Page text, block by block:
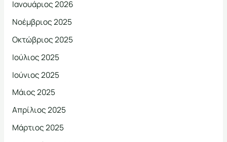
Ιανουάριος 2026
Νοέμβριος 2025
Οκτώβριος 2025
Ιούλιος 2025
Ιούνιος 2025
Μάιος 2025
Απρίλιος 2025
Μάρτιος 2025